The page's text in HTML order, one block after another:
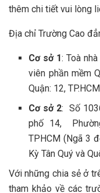
thêm chi tiết vui lòng
Địa chỉ Trường Cao
Cơ sở 1: Toà
viên phần mềm
Quận: 12, TP.HCM
Cơ sở 2: Số
phố 14,
TPHCM (Ngã 3
Kỳ Tân Quý và
Với những chia sẻ ở
tham khảo về các